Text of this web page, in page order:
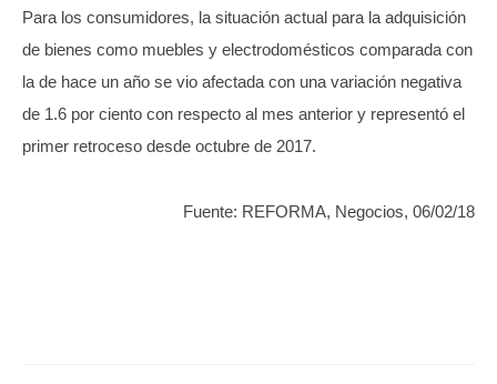
Para los consumidores, la situación actual para la adquisición
de bienes como muebles y electrodomésticos comparada con
la de hace un año se vio afectada con una variación negativa
de 1.6 por ciento con respecto al mes anterior y representó el
primer retroceso desde octubre de 2017.
Fuente: REFORMA, Negocios, 06/02/18